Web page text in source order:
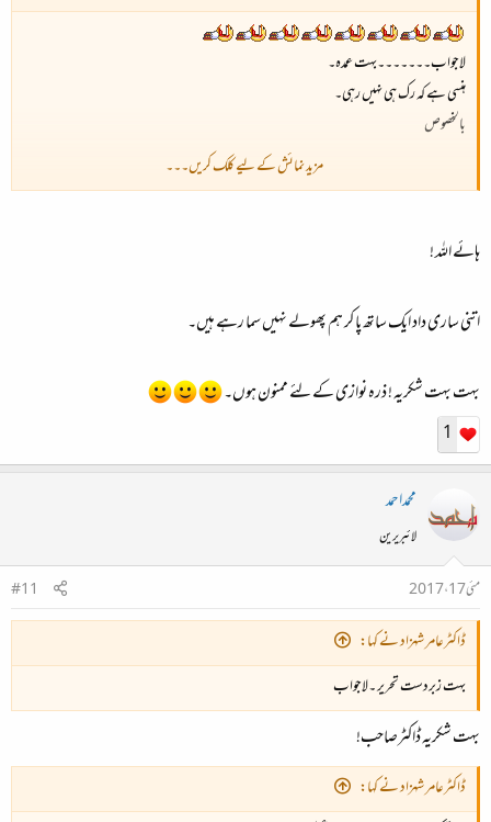
لاجواب۔۔۔۔۔۔۔بہت عمدہ۔
ہنسی ہے کہ رک ہی نہیں رہی۔
بالخصوص
اف اللہ۔۔۔
ڈھیروں دعائیں۔
مزید نمائش کے لیے کلک کریں۔۔۔
ہائے اللہ !
اتنی ساری داد ایک ساتھ پا کر ہم پھولے نہیں سما رہے ہیں۔
بہت بہت شکریہ ! ذرہ نوازی کے لئے ممنون ہوں۔
1
محمداحمد
لائبریرین
مئی 17، 2017
#11
ڈاکٹرعامر شہزاد نے کہا:
بہت زبردست تحریر ۔لاجواب
بہت شکریہ ڈاکٹرصاحب!
ڈاکٹرعامر شہزاد نے کہا: